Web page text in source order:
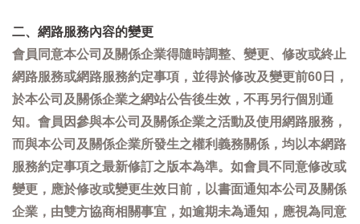
二、網路服務內容的變更
會員同意本公司及關係企業得隨時調整、變更、修改或終止
網路服務或網路服務約定事項，並得於修改及變更前60日，
於本公司及關係企業之網站公告後生效，不再另行個別通
知。會員因參與本公司及關係企業之活動及使用網路服務，
而與本公司及關係企業所發生之權利義務關係，均以本網路
服務約定事項之最新修訂之版本為準。如會員不同意修改或
變更，應於修改或變更生效日前，以書面通知本公司及關係
企業，由雙方協商相關事宜，如逾期未為通知，應視為同意